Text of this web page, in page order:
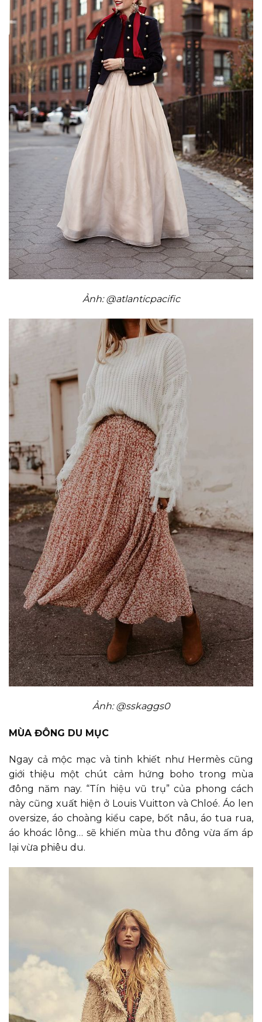
Ảnh: @atlanticpacific
Ảnh: @sskaggs0
MÙA ĐÔNG DU MỤC
Ngay cả mộc mạc và tinh khiết như Hermès cũng
giới thiệu một chút cảm hứng boho trong mùa
đông năm nay. “Tín hiệu vũ trụ” của phong cách
này cũng xuất hiện ở Louis Vuitton và Chloé. Áo len
oversize, áo choàng kiểu cape, bốt nâu, áo tua rua,
áo khoác lông… sẽ khiến mùa thu đông vừa ấm áp
lại vừa phiêu du.